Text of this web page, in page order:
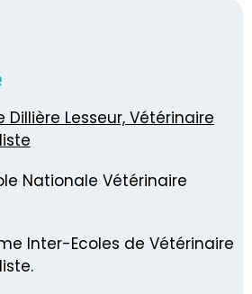
Lesseur, Vétérinaire
Nationale Vétérinaire
Inter-Ecoles de Vétérinaire